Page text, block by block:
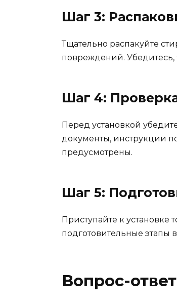
Шаг 3:
Тщательно распакуйте
повреждений. Убедитесь,
Шаг 4:
Перед установкой
документы, инструкции
предусмотрены.
Шаг 5:
Приступайте к установке
подготовительные этапы
Вопрос-